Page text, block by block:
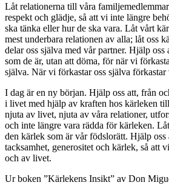
Låt relationerna till våra
respekt och glädje, så att vi inte längre
ska tänka eller hur de ska vara. Låt vårt
mest underbara relationen av alla; låt oss
delar oss själva med vår partner. Hjälp oss
som de är, utan att döma, för när vi
själva. När vi förkastar oss själva
I dag är en ny början. Hjälp oss att, från
i livet med hjälp av kraften hos kärleken
njuta av livet, njuta av våra relationer,
och inte längre vara rädda för kärleken.
den kärlek som är vår födslorätt. Hjälp oss
tacksamhet, generositet och kärlek, så att
och av livet.
Ur boken ”Kärlekens Insikt” av Don